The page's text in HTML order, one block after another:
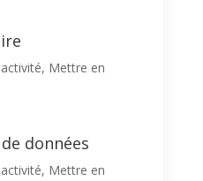
, Mettre en
données
, Mettre en